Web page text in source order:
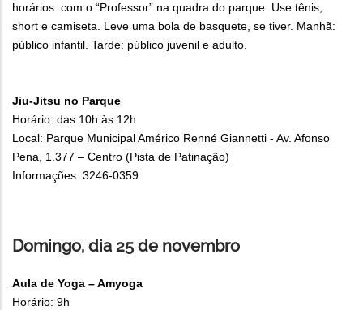
horários: com o “Professor” na quadra do parque. Use tênis,
short e camiseta. Leve uma bola de basquete, se tiver. Manhã:
público infantil. Tarde: público juvenil e adulto.
Jiu-Jitsu no Parque
Horário: das 10h às 12h
Local: Parque Municipal Américo Renné Giannetti - Av. Afonso
Pena, 1.377 – Centro (Pista de Patinação)
Informações: 3246-0359
Domingo, dia 25 de novembro
Aula de Yoga – Amyoga
Horário: 9h